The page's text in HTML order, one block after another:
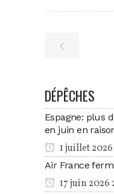
DÉPÊCHES
Espagne: plus
en juin en
1 juillet 2026
Air France
17 juin 2026